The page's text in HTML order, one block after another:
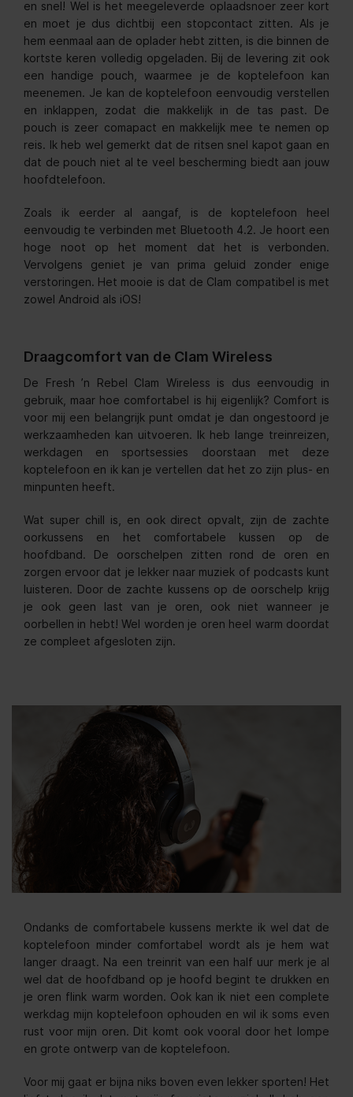
en snel! Wel is het meegeleverde oplaadsnoer zeer kort
en moet je dus dichtbij een stopcontact zitten. Als je
hem eenmaal aan de oplader hebt zitten, is die binnen de
kortste keren volledig opgeladen. Bij de levering zit ook
een handige pouch, waarmee je de koptelefoon kan
meenemen. Je kan de koptelefoon eenvoudig verstellen
en inklappen, zodat die makkelijk in de tas past. De
pouch is zeer comapact en makkelijk mee te nemen op
reis. Ik heb wel gemerkt dat de ritsen snel kapot gaan en
dat de pouch niet al te veel bescherming biedt aan jouw
hoofdtelefoon.
Zoals ik eerder al aangaf, is de koptelefoon heel
eenvoudig te verbinden met Bluetooth 4.2. Je hoort een
hoge noot op het moment dat het is verbonden.
Vervolgens geniet je van prima geluid zonder enige
verstoringen. Het mooie is dat de Clam compatibel is met
zowel Android als iOS!
Draagcomfort van de Clam Wireless
De Fresh ’n Rebel Clam Wireless is dus eenvoudig in
gebruik, maar hoe comfortabel is hij eigenlijk? Comfort is
voor mij een belangrijk punt omdat je dan ongestoord je
werkzaamheden kan uitvoeren. Ik heb lange treinreizen,
werkdagen en sportsessies doorstaan met deze
koptelefoon en ik kan je vertellen dat het zo zijn plus- en
minpunten heeft.
Wat super chill is, en ook direct opvalt, zijn de zachte
oorkussens en het comfortabele kussen op de
hoofdband. De oorschelpen zitten rond de oren en
zorgen ervoor dat je lekker naar muziek of podcasts kunt
luisteren. Door de zachte kussens op de oorschelp krijg
je ook geen last van je oren, ook niet wanneer je
oorbellen in hebt! Wel worden je oren heel warm doordat
ze compleet afgesloten zijn.
Ondanks de comfortabele kussens merkte ik wel dat de
koptelefoon minder comfortabel wordt als je hem wat
langer draagt. Na een treinrit van een half uur merk je al
wel dat de hoofdband op je hoofd begint te drukken en
je oren flink warm worden. Ook kan ik niet een complete
werkdag mijn koptelefoon ophouden en wil ik soms even
rust voor mijn oren. Dit komt ook vooral door het lompe
en grote ontwerp van de koptelefoon.
Voor mij gaat er bijna niks boven even lekker sporten! Het